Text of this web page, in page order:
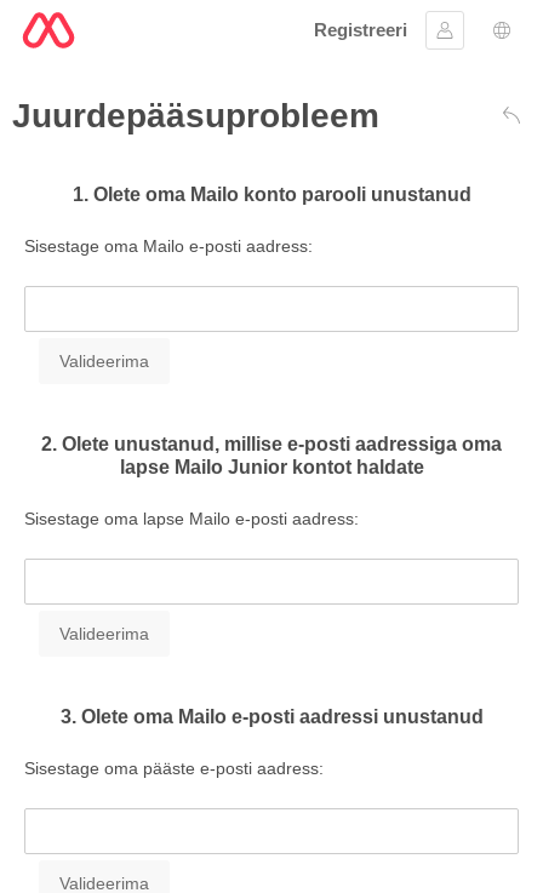
Registreeri
Logi sisse
Juurdepääsuprobleem
1. Olete oma Mailo konto parooli unustanud
Sisestage oma Mailo e-posti aadress:
2. Olete unustanud, millise e-posti aadressiga oma
lapse Mailo Junior kontot haldate
Sisestage oma lapse Mailo e-posti aadress:
3. Olete oma Mailo e-posti aadressi unustanud
Sisestage oma pääste e-posti aadress: